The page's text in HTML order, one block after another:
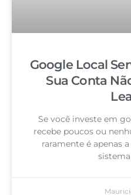
Google Local
Sua Conta
Se você investe em
recebe poucos ou
raramente é apenas